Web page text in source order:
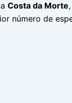
Costa da Morte
número de